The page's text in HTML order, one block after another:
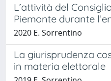
L’attività del
Piemonte durante
2020 E. Sorrentino
La giurisprudenza
in materia elettorale